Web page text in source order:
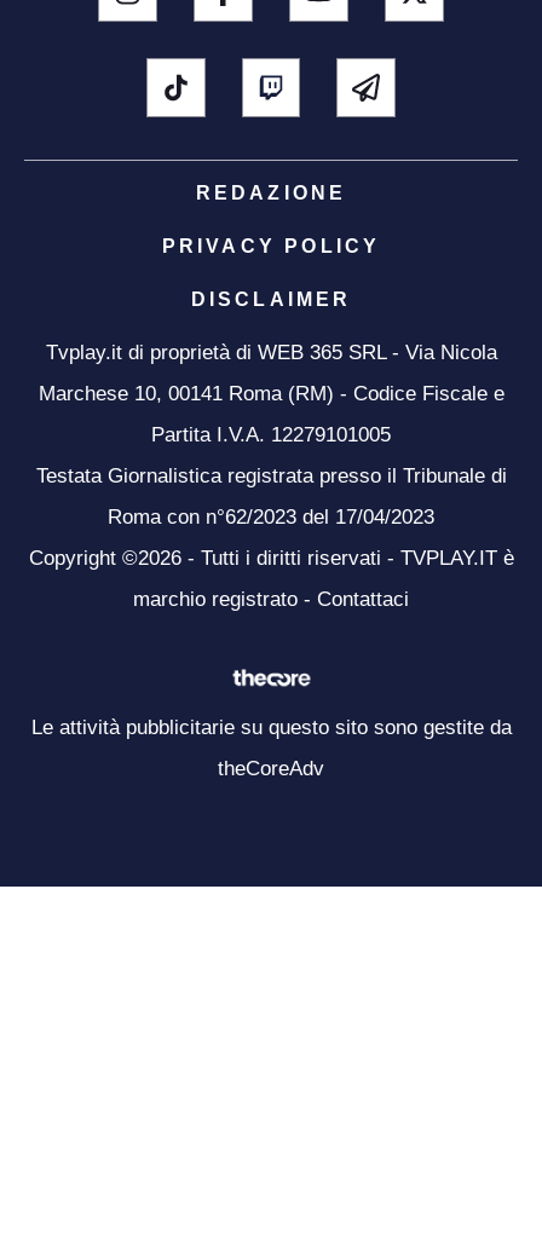
REDAZIONE
PRIVACY POLICY
DISCLAIMER
Tvplay.it di proprietà di WEB 365 SRL - Via Nicola
Marchese 10, 00141 Roma (RM) - Codice Fiscale e
Partita I.V.A. 12279101005
Testata Giornalistica registrata presso il Tribunale di
Roma con n°62/2023 del 17/04/2023
Copyright ©2026 - Tutti i diritti riservati - TVPLAY.IT è
marchio registrato - Contattaci
Le attività pubblicitarie su questo sito sono gestite da
theCoreAdv